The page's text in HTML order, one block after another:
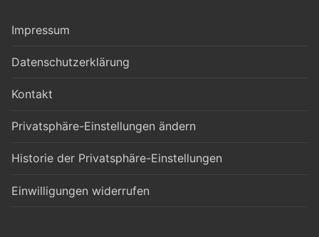
Impressum
Datenschutzerklärung
Kontakt
Privatsphäre-Einstellungen ändern
Historie der Privatsphäre-Einstellungen
Einwilligungen widerrufen